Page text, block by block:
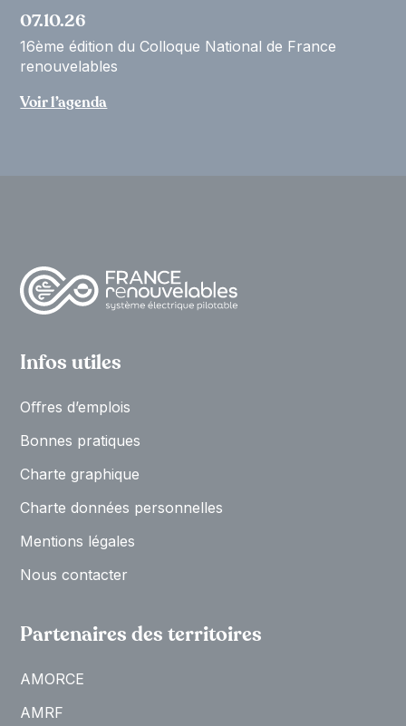
07.10.26
16ème édition du Colloque National de France
renouvelables
Voir l’agenda
Infos utiles
Oﬀres d’emplois
Bonnes pratiques
Charte graphique
Charte données personnelles
Mentions légales
Nous contacter
Partenaires des territoires
AMORCE
AMRF